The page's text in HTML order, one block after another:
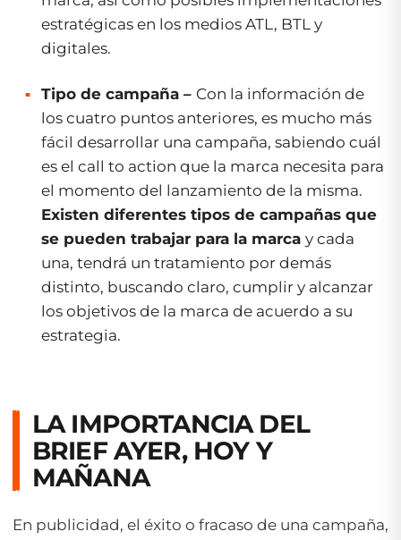
estratégicas en los medios ATL, BTL y
digitales.
Tipo de campaña – Con la información de
los cuatro puntos anteriores, es mucho más
fácil desarrollar una campaña, sabiendo cuál
es el call to action que la marca necesita para
el momento del lanzamiento de la misma.
Existen diferentes tipos de campañas que
se pueden trabajar para la marca y cada
una, tendrá un tratamiento por demás
distinto, buscando claro, cumplir y alcanzar
los objetivos de la marca de acuerdo a su
estrategia.
LA IMPORTANCIA DEL
BRIEF AYER, HOY Y
MAÑANA
En publicidad, el éxito o fracaso de una campaña,